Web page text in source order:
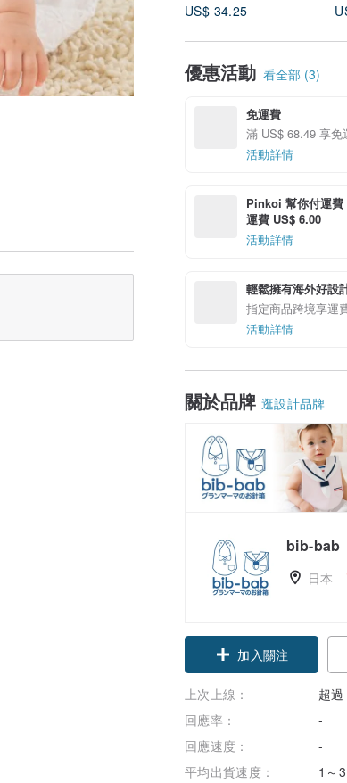
US$ 34.25
優惠活動 看全部 (3)
免運費
滿 US$ 68.49 享免
活動詳情
Pinkoi 幫你付運費
運費 US$ 6.00
活動詳情
輕鬆擁有海外好設
指定商品跨境享運
活動詳情
關於品牌 逛設計品牌
bib-bab
日本
加入關注
上次上線：
超
回應率：
-
回應速度：
-
平均出貨速度：
1～